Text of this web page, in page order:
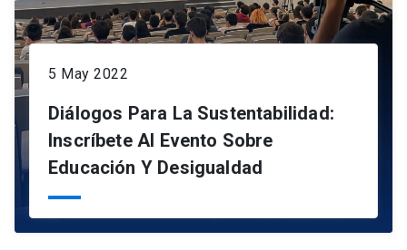
5 May 2022
Diálogos Para La Sustentabilidad:
Inscríbete Al Evento Sobre
Educación Y Desigualdad